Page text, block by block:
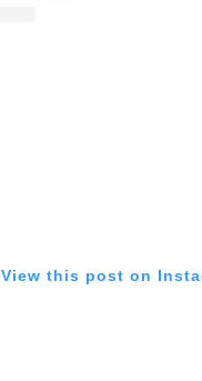
View this post on